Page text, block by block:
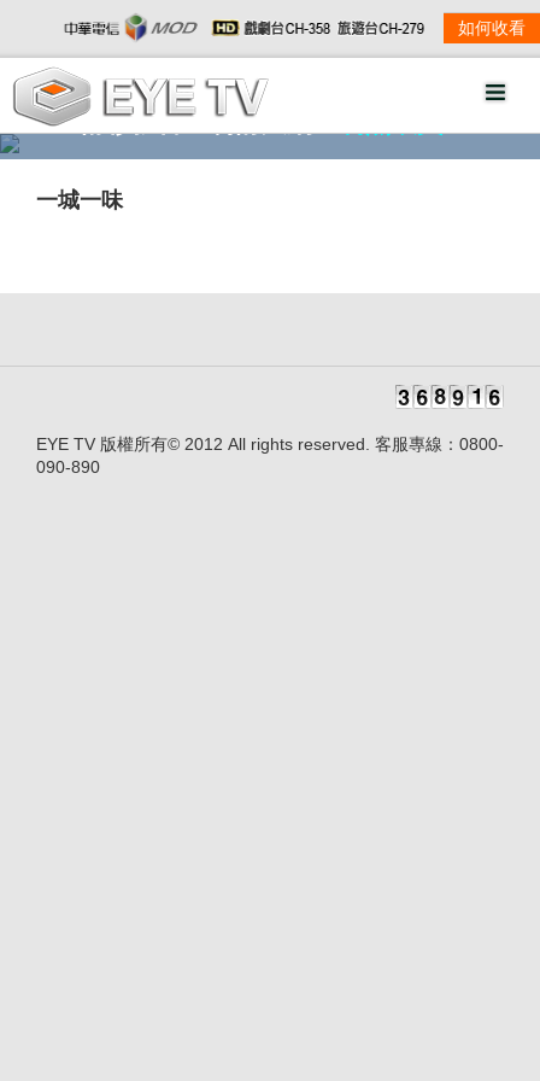
如何收看
精彩影音 劇情大綱
一城一味
EYE TV 版權所有© 2012 All rights reserved. 客服專線：0800-
090-890